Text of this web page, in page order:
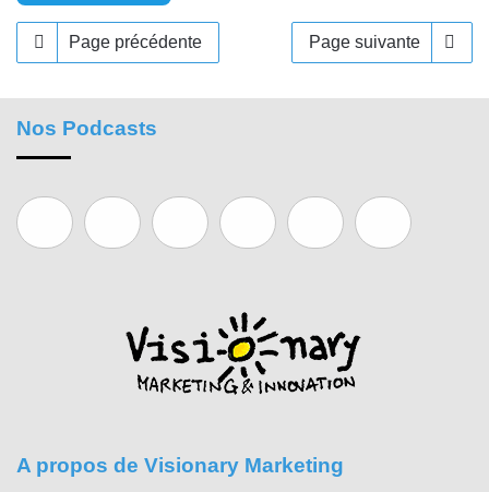
Page précédente Page suivante
Nos Podcasts
A propos de Visionary Marketing